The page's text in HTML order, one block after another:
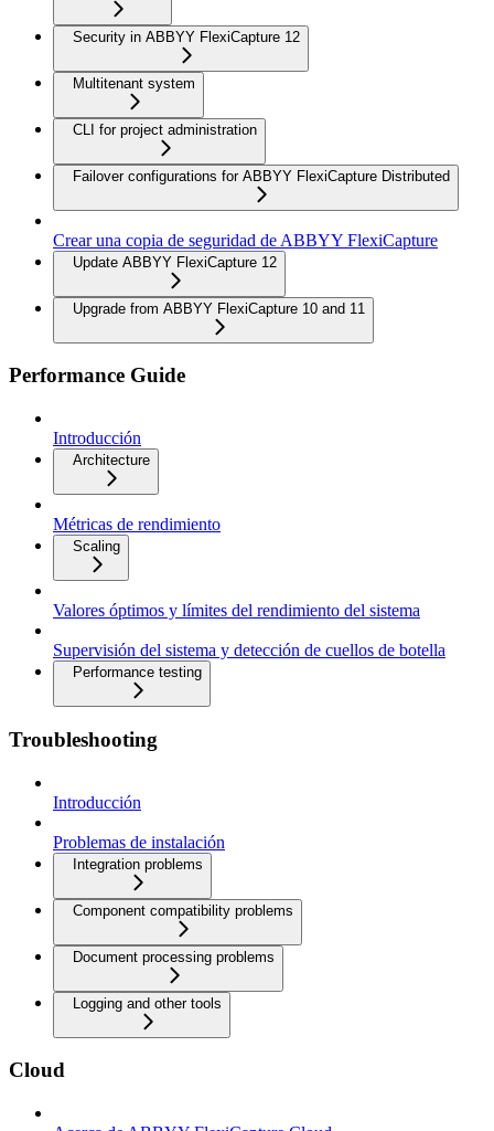
Security in ABBYY FlexiCapture 12
Multitenant system
CLI for project administration
Failover configurations for ABBYY FlexiCapture Distributed
Crear una copia de seguridad de ABBYY FlexiCapture
Update ABBYY FlexiCapture 12
Upgrade from ABBYY FlexiCapture 10 and 11
Performance Guide
Introducción
Architecture
Métricas de rendimiento
Scaling
Valores óptimos y límites del rendimiento del sistema
Supervisión del sistema y detección de cuellos de botella
Performance testing
Troubleshooting
Introducción
Problemas de instalación
Integration problems
Component compatibility problems
Document processing problems
Logging and other tools
Cloud